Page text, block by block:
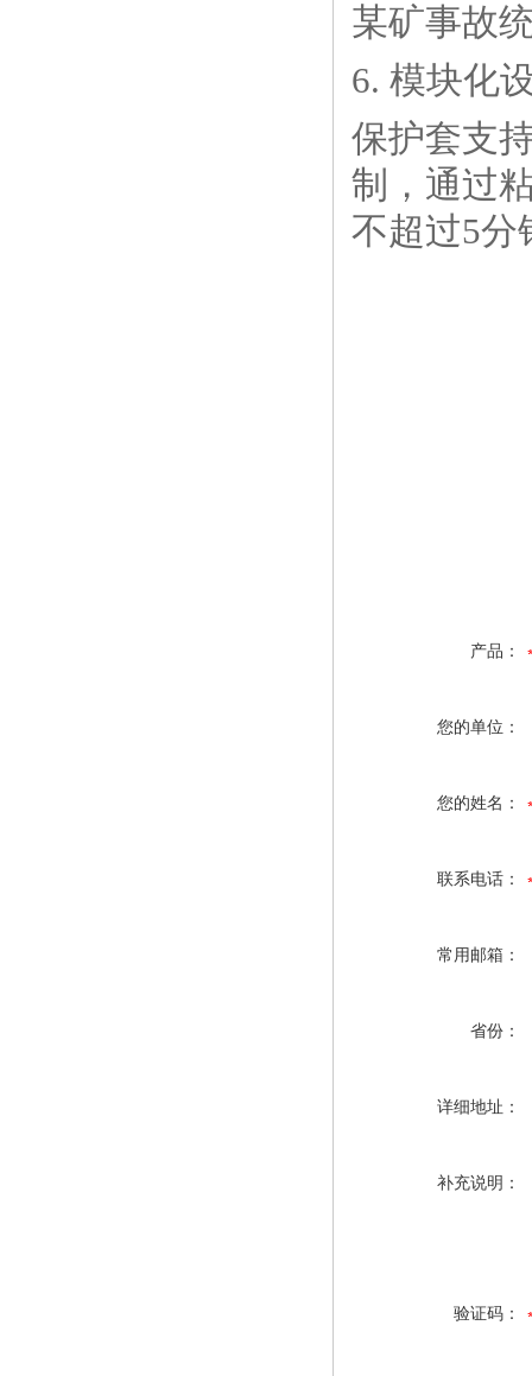
某矿事故
6. 模块化
保护套支
制，通过
不超过5分
产品：
您的单位：
您的姓名：
联系电话：
常用邮箱：
省份：
详细地址：
补充说明：
验证码：